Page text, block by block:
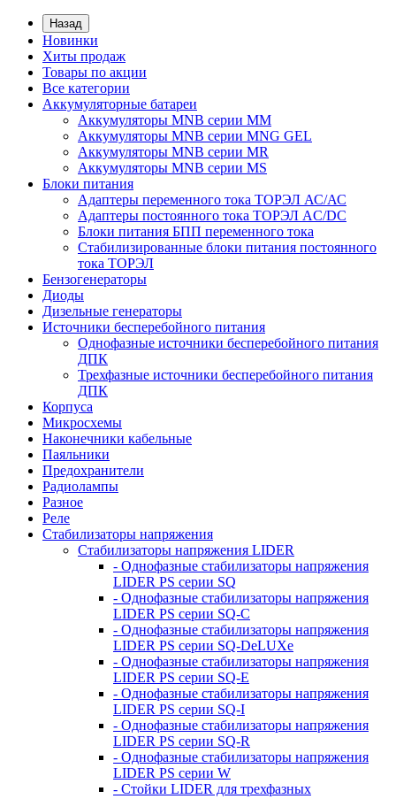
Назад
Новинки
Хиты продаж
Товары по акции
Все категории
Аккумуляторные батареи
Аккумуляторы MNB серии MM
Аккумуляторы MNB серии MNG GEL
Аккумуляторы MNB серии MR
Аккумуляторы MNB серии MS
Блоки питания
Адаптеры переменного тока ТОРЭЛ АС/АС
Адаптеры постоянного тока ТОРЭЛ AC/DC
Блоки питания БПП переменного тока
Стабилизированные блоки питания постоянного
тока ТОРЭЛ
Бензогенераторы
Диоды
Дизельные генераторы
Источники бесперебойного питания
Однофазные источники бесперебойного питания
ДПК
Трехфазные источники бесперебойного питания
ДПК
Корпуса
Микросхемы
Наконечники кабельные
Паяльники
Предохранители
Радиолампы
Разное
Реле
Стабилизаторы напряжения
Стабилизаторы напряжения LIDER
- Однофазные стабилизаторы напряжения
LIDER PS серии SQ
- Однофазные стабилизаторы напряжения
LIDER PS серии SQ-C
- Однофазные стабилизаторы напряжения
LIDER PS серии SQ-DeLUXe
- Однофазные стабилизаторы напряжения
LIDER PS серии SQ-E
- Однофазные стабилизаторы напряжения
LIDER PS серии SQ-I
- Однофазные стабилизаторы напряжения
LIDER PS серии SQ-R
- Однофазные стабилизаторы напряжения
LIDER PS серии W
- Стойки LIDER для трехфазных